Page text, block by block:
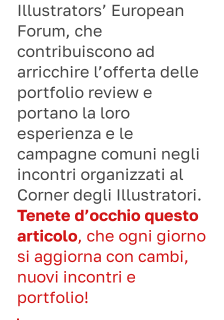
Illustrators’ European
Forum, che
contribuiscono ad
arricchire l’offerta delle
portfolio review e
portano la loro
esperienza e le
campagne comuni negli
incontri organizzati al
Corner degli Illustratori.
Tenete d’occhio questo
articolo, che ogni giorno
si aggiorna con cambi,
nuovi incontri e
portfolio!